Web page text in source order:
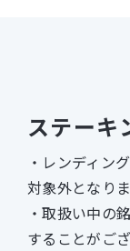
ステーキ
レンディン
対象外となりま
取扱い中の
することがござ